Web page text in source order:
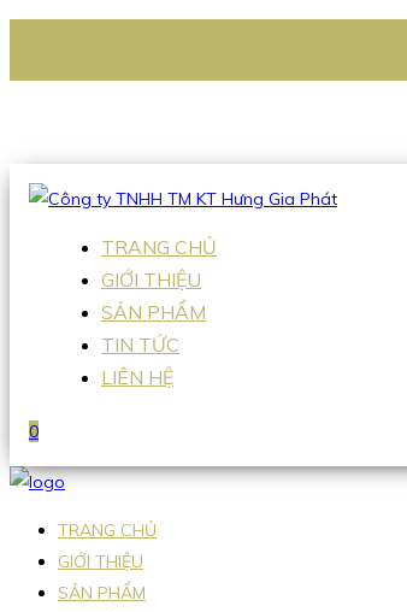
Hotline:0938 336 079
TRANG CHỦ
GIỚI THIỆU
SẢN PHẨM
TIN TỨC
LIÊN HỆ
0
TRANG CHỦ
GIỚI THIỆU
SẢN PHẨM